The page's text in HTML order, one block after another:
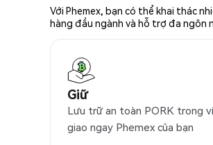
Với Phemex, bạn có thể khai thác
hàng đầu ngành và hỗ trợ đa ngôn
Giữ
Lưu trữ an toàn PORK trong ví
giao ngay Phemex của bạn